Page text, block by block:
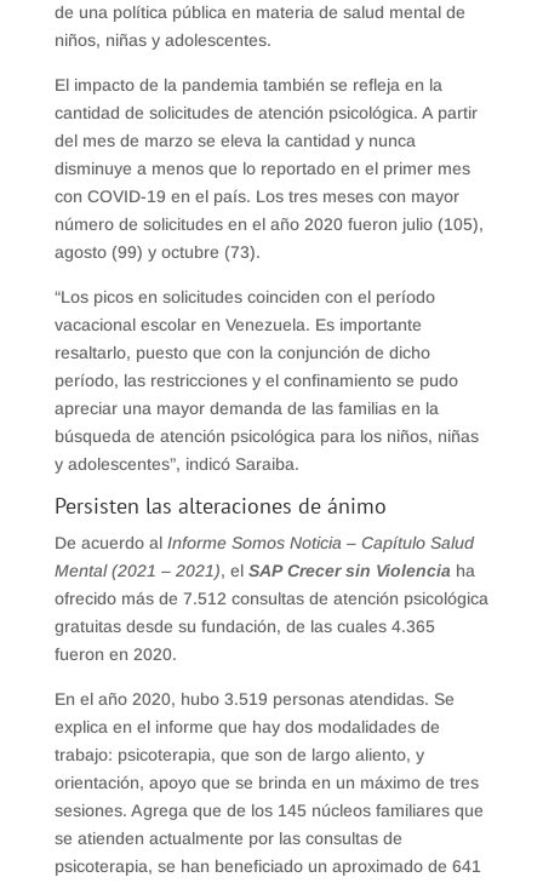
de una política pública en materia de salud mental de
niños, niñas y adolescentes.
El impacto de la pandemia también se refleja en la
cantidad de solicitudes de atención psicológica. A partir
del mes de marzo se eleva la cantidad y nunca
disminuye a menos que lo reportado en el primer mes
con COVID-19 en el país. Los tres meses con mayor
número de solicitudes en el año 2020 fueron julio (105),
agosto (99) y octubre (73).
“Los picos en solicitudes coinciden con el período
vacacional escolar en Venezuela. Es importante
resaltarlo, puesto que con la conjunción de dicho
período, las restricciones y el confinamiento se pudo
apreciar una mayor demanda de las familias en la
búsqueda de atención psicológica para los niños, niñas
y adolescentes”, indicó Saraiba.
Persisten las alteraciones de ánimo
De acuerdo al Informe Somos Noticia – Capítulo Salud
Mental (2021 – 2021), el SAP Crecer sin Violenciaha
ofrecido más de 7.512 consultas de atención psicológica
gratuitas desde su fundación, de las cuales 4.365
fueron en 2020.
En el año 2020, hubo 3.519 personas atendidas. Se
explica en el informe que hay dos modalidades de
trabajo: psicoterapia, que son de largo aliento, y
orientación, apoyo que se brinda en un máximo de tres
sesiones. Agrega que de los 145 núcleos familiares que
se atienden actualmente por las consultas de
psicoterapia, se han beneficiado un aproximado de 641